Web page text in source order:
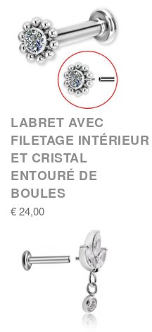
LABRET AVEC
FILETAGE INTÉRIEUR
ET CRISTAL
ENTOURÉ DE
BOULES
€ 24,00